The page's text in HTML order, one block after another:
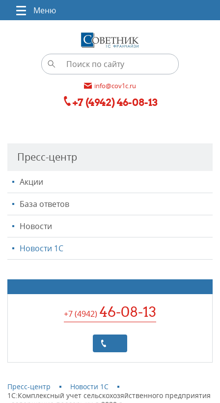
Меню
info@cov1c.ru
+7 (4942) 46-08-13
Пресс-центр
Акции
База ответов
Новости
Новости 1С
+7 (4942) 46-08-13
Пресс-центр
Новости 1С
1С:Комплексный учет сельскохозяйственного предприятия